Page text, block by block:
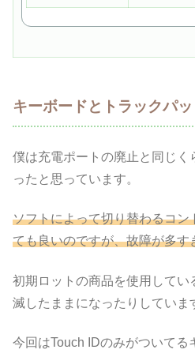
キーボードとトラックパッ
僕は充電ポートの廃止と同じく
ったと思っています。
ソフトによって切り替わるコ
ても良いのですが、故障が多す
初期ロットの商品を使用してい
滅したままになったりしていま
今回はTouch IDのみがついてる